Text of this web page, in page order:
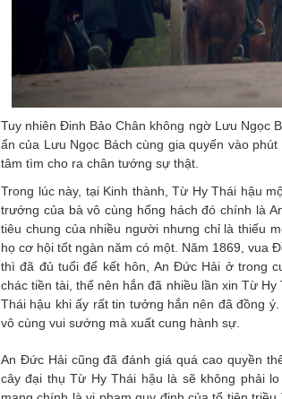
Tuy nhiên Đinh Bảo Chân không ngờ Lưu Ngọc
ẩn của Lưu Ngọc Bách cùng gia quyến vào
tâm tìm cho ra chân tướng sự thật.
Trong lúc này, tại Kinh thành, Từ Hy Thái hậu
trướng của bà vô cùng hống hách đó chính là
tiêu chung của nhiều người nhưng chỉ là thiếu
họ cơ hội tốt ngàn năm có một. Năm 1869, vua
thì đã đủ tuổi để kết hôn, An Đức Hải ở trong
chác tiền tài, thế nên hắn đã nhiều lần xin Từ
Thái hậu khi ấy rất tin tưởng hắn nên đã đồng
vô cùng vui sướng mà xuất cung hành sự.
An Đức Hải cũng đã đánh giá quá cao quyền
cây đại thụ Từ Hy Thái hậu là sẽ không phải